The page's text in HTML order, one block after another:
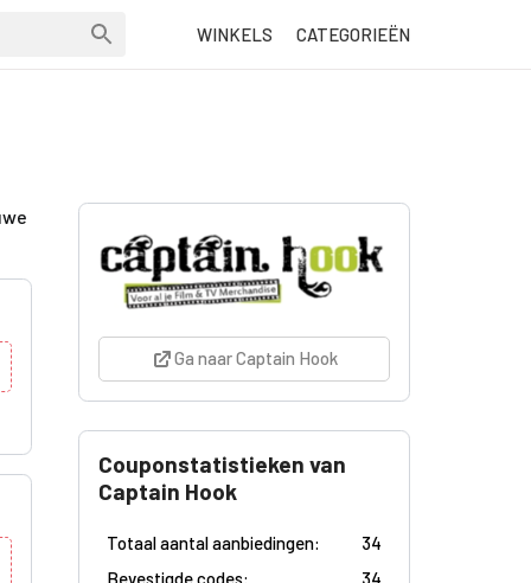
WINKELS CATEGORIEËN
Ga naar Captain Hook
Couponstatistieken van
Captain Hook
Totaal aantal aanbiedingen:
34
Bevestigde codes:
34